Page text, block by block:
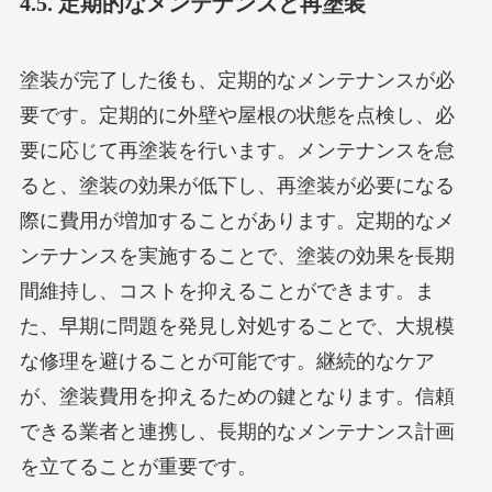
塗装が完了した後も、定期的なメンテナンスが必
要です。定期的に外壁や屋根の状態を点検し、必
要に応じて再塗装を行います。メンテナンスを怠
ると、塗装の効果が低下し、再塗装が必要になる
際に費用が増加することがあります。定期的なメ
ンテナンスを実施することで、塗装の効果を長期
間維持し、コストを抑えることができます。ま
た、早期に問題を発見し対処することで、大規模
な修理を避けることが可能です。継続的なケア
が、塗装費用を抑えるための鍵となります。信頼
できる業者と連携し、長期的なメンテナンス計画
を立てることが重要です。